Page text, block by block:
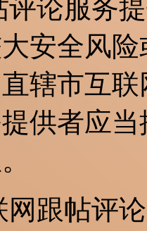
评论服务
安全风
辖市互
供者应
网跟帖评